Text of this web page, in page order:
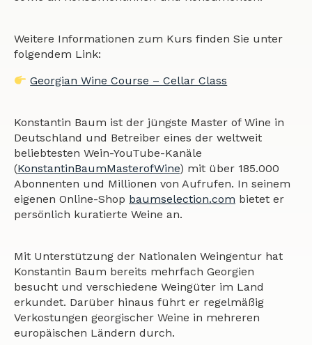
Weitere Informationen zum Kurs finden Sie unter
folgendem Link:
Georgian Wine Course – Cellar Class
Konstantin Baum ist der jüngste Master of Wine in
Deutschland und Betreiber eines der weltweit
beliebtesten Wein-YouTube-Kanäle
(KonstantinBaumMasterofWine) mit über 185.000
Abonnenten und Millionen von Aufrufen. In seinem
eigenen Online-Shop baumselection.com bietet er
persönlich kuratierte Weine an.
Mit Unterstützung der Nationalen Weingentur hat
Konstantin Baum bereits mehrfach Georgien
besucht und verschiedene Weingüter im Land
erkundet. Darüber hinaus führt er regelmäßig
Verkostungen georgischer Weine in mehreren
europäischen Ländern durch.